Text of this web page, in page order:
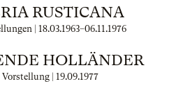
RUSTICANA
| 18.03.1963–06.11.1976
HOLLÄNDER
| 19.09.1977